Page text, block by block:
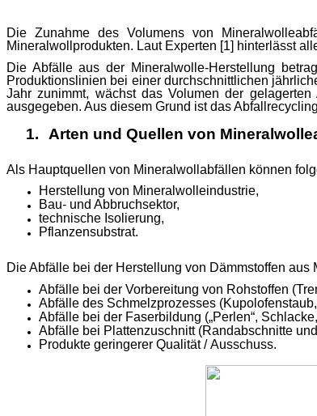
Die Zunahme des Volumens von
Mineralwollprodukten. Laut Experten [1] hinterlässt
Die Abfälle aus der Mineralwolle-Herstellung
Produktionslinien bei einer durchschnittlichen
Jahr zunimmt, wächst das Volumen der
ausgegeben. Aus diesem Grund ist das
1. Arten und Quellen von
Als Hauptquellen von Mineralwollabfällen können
Herstellung von Mineralwolleindustrie,
Bau- und Abbruchsektor,
technische Isolierung,
Pflanzensubstrat.
Die Abfälle bei der Herstellung von Dämmstoffen
Abfälle bei der Vorbereitung von Rohstoffen
Abfälle des Schmelzprozesses (Kupolofenstaub,
Abfälle bei der Faserbildung („Perlen“,
Abfälle bei Plattenzuschnitt (Randabschnitte
Produkte geringerer Qualität /Ausschuss.